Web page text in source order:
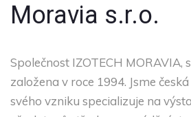
Moravia s.r.o.
Společnost IZOTECH MORAVIA,
založena v roce 1994. Jsme
svého vzniku specializuje na